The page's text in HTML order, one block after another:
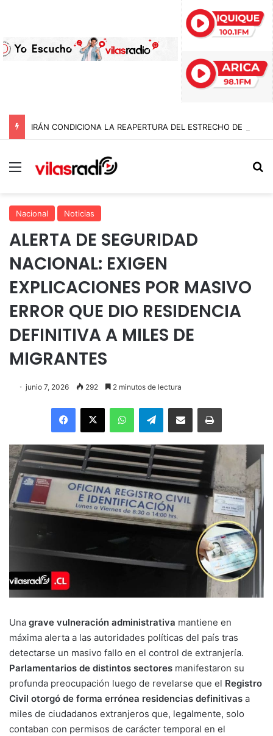
Menú
Nacional Noticias
ALERTA DE SEGURIDAD
NACIONAL: EXIGEN
EXPLICACIONES POR MASIVO
ERROR QUE DIO RESIDENCIA
DEFINITIVA A MILES DE
MIGRANTES
junio 7, 2026 292 2 minutos de lectura
Facebook
X WhatsAppTelegramEnviar vía email Imprimir
Una grave vulneración administrativa mantiene en
máxima alerta a las autoridades políticas del país tras
detectarse un masivo fallo en el control de extranjería.
Parlamentarios de distintos sectores manifestaron su
profunda preocupación luego de revelarse que el Registro
Civil otorgó de forma errónea residencias definitivas a
miles de ciudadanos extranjeros que, legalmente, solo
contaban con permisos de carácter temporal en el